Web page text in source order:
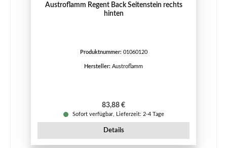
Austroflamm Regent Back Seitenstein rechts
hinten
Produktnummer: 01060120
Hersteller: Austroflamm
Regulärer Preis:
83,88 €
Sofort verfügbar, Lieferzeit: 2-4 Tage
Details